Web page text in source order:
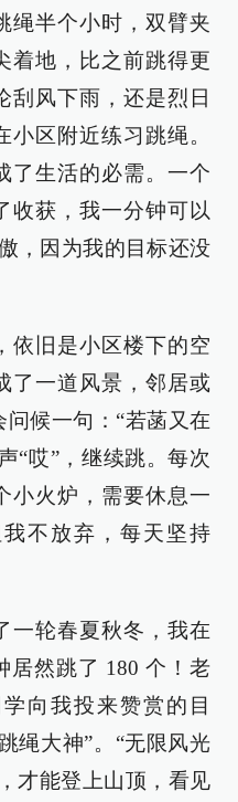
绳半个小时，双臂夹
着地，比之前跳得更
刮风下雨，还是烈日
区附近练习跳绳。
了生活的必需。一个
收获，我一分钟可以
，因为我的目标还没
依旧是小区楼下的空
了一道风景，邻居或
候一句：“若菡又在
“哎”，继续跳。每次
小火炉，需要休息一
不放弃，每天坚持
一轮春夏秋冬，我在
居然跳了 180 个！老
向我投来赞赏的目
绳大神”。“无限风光
才能登上山顶，看见